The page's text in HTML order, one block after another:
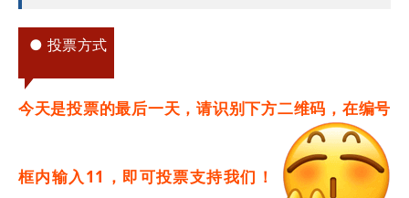
● 投票方式
今天是投票的最后一天，请识别下方二维码，在编号
框内输入11，即可投票支持我们！